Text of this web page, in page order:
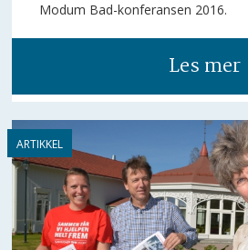
Modum Bad-konferansen 2016.
Les mer